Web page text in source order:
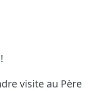
visite au Père